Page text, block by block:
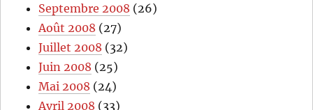
Septembre 2008 (26)
Août 2008 (27)
Juillet 2008 (32)
Juin 2008 (25)
Mai 2008 (24)
Avril 2008 (33)